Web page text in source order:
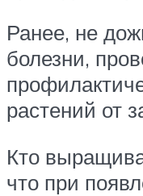
Ранее, не
болезни,
растений от
Кто
что при